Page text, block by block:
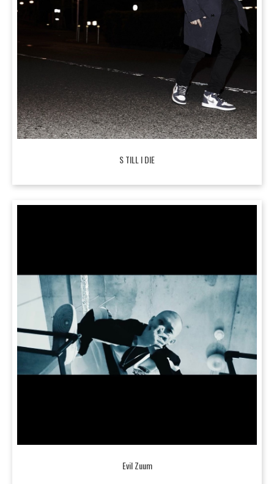
S TILL I DIE
Evil Zuum